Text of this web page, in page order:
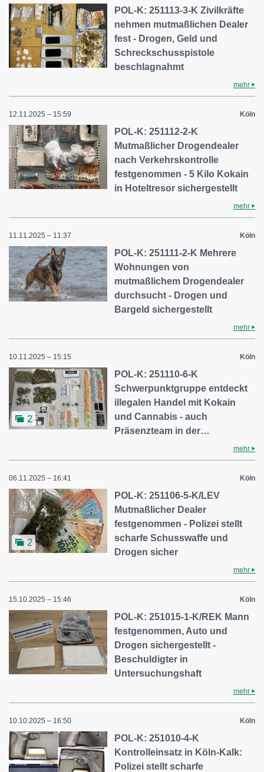
POL-K: 251113-3-K Zivilkräfte
nehmen mutmaßlichen Dealer
fest - Drogen, Geld und
Schreckschusspistole
beschlagnahmt
mehr
12.11.2025 – 15:59 Köln
POL-K: 251112-2-K
Mutmaßlicher Drogendealer
nach Verkehrskontrolle
festgenommen - 5 Kilo Kokain
in Hoteltresor sichergestellt
mehr
11.11.2025 – 11:37 Köln
POL-K: 251111-2-K Mehrere
Wohnungen von
mutmaßlichem Drogendealer
durchsucht - Drogen und
Bargeld sichergestellt
mehr
10.11.2025 – 15:15 Köln
2
POL-K: 251110-6-K
Schwerpunktgruppe entdeckt
illegalen Handel mit Kokain
und Cannabis - auch
Präsenzteam in der…
mehr
06.11.2025 – 16:41 Köln
2
POL-K: 251106-5-K/LEV
Mutmaßlicher Dealer
festgenommen - Polizei stellt
scharfe Schusswaffe und
Drogen sicher
mehr
15.10.2025 – 15:46 Köln
POL-K: 251015-1-K/REK Mann
festgenommen, Auto und
Drogen sichergestellt -
Beschuldigter in
Untersuchungshaft
mehr
10.10.2025 – 16:50 Köln
POL-K: 251010-4-K
Kontrolleinsatz in Köln-Kalk:
Polizei stellt scharfe